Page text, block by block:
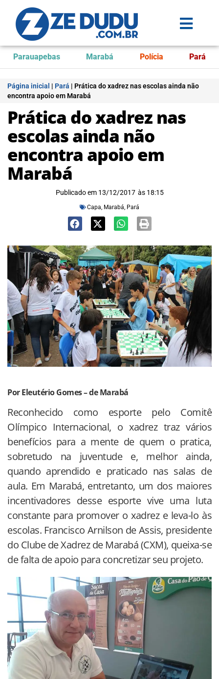
Parauapebas Marabá Polícia Pará
Página inicial | Pará | Prática do xadrez nas escolas ainda não
encontra apoio em Marabá
Prática do xadrez nas
escolas ainda não
encontra apoio em
Marabá
Publicado em 13/12/2017 às 18:15
Capa, Marabá, Pará
Por Eleutério Gomes – de Marabá
Reconhecido como esporte pelo Comitê
Olímpico Internacional, o xadrez traz vários
benefícios para a mente de quem o pratica,
sobretudo na juventude e, melhor ainda,
quando aprendido e praticado nas salas de
aula. Em Marabá, entretanto, um dos maiores
incentivadores desse esporte vive uma luta
constante para promover o xadrez e leva-lo às
escolas. Francisco Arnilson de Assis, presidente
do Clube de Xadrez de Marabá (CXM), queixa-se
de falta de apoio para concretizar seu projeto.